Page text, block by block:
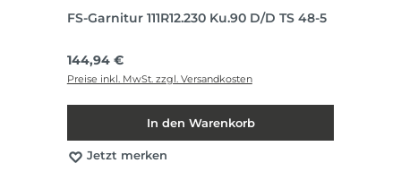
FS-Garnitur 111R12.230 Ku.90 D/D TS 48-5
Regulärer Preis:
144,94 €
Preise inkl. MwSt. zzgl. Versandkosten
In den Warenkorb
Jetzt merken